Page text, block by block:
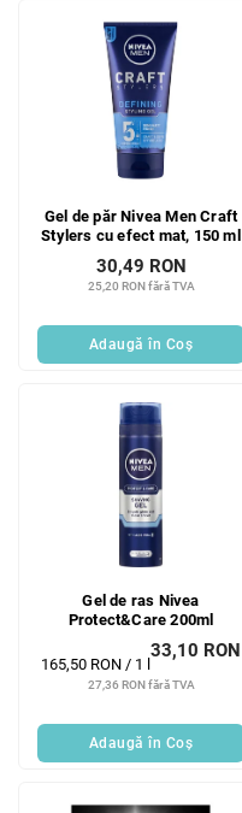
Gel de păr Nivea Men Craft
Stylers cu efect mat, 150 ml
25,20 RON fără TVA
30,49 RON
Adaugă în Coş
Gel de ras Nivea
Protect&Care 200ml
27,36 RON fără TVA
33,10 RON
Evaluare
165,50 RON / 1 l
Adaugă în Coş